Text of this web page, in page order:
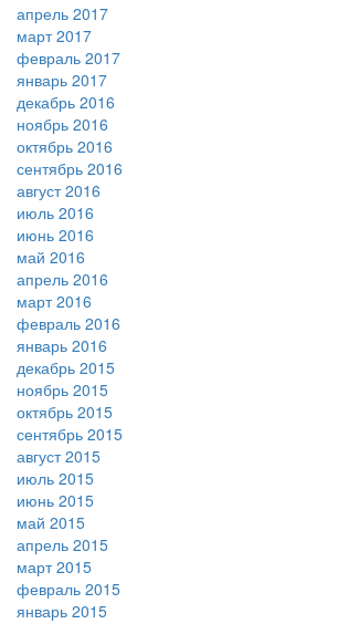
апрель 2017
март 2017
февраль 2017
январь 2017
декабрь 2016
ноябрь 2016
октябрь 2016
сентябрь 2016
август 2016
июль 2016
июнь 2016
май 2016
апрель 2016
март 2016
февраль 2016
январь 2016
декабрь 2015
ноябрь 2015
октябрь 2015
сентябрь 2015
август 2015
июль 2015
июнь 2015
май 2015
апрель 2015
март 2015
февраль 2015
январь 2015